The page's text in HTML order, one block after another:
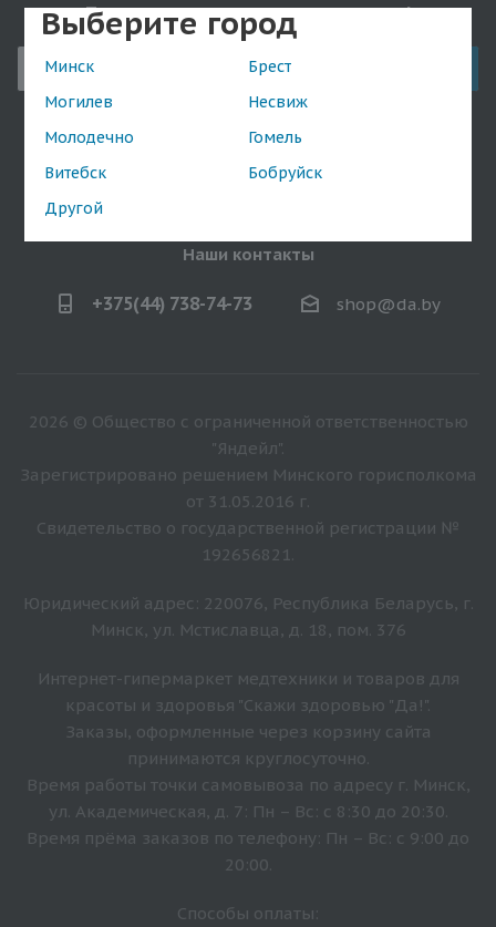
Выберите город
Минск
Брест
Могилев
Несвиж
Молодечно
Гомель
Витебск
Бобруйск
Другой
Подпишитесь на спецпредложения!
Оставайтесь на связи
Наши контакты
+375(44) 738-74-73 shop@da.by
2026 © Общество с ограниченной ответственностью
"Яндейл".
Зарегистрировано решением Минского горисполкома
от 31.05.2016 г.
Свидетельство о государственной регистрации №
192656821.
Юридический адрес: 220076, Республика Беларусь, г.
Минск, ул. Мстиславца, д. 18, пом. 376
Интернет-гипермаркет медтехники и товаров для
красоты и здоровья "Скажи здоровью "Да!".
Заказы, оформленные через корзину сайта
принимаются круглосуточно.
Время работы точки самовывоза по адресу г. Минск,
ул. Академическая, д. 7: Пн – Вс: с 8:30 до 20:30.
Время прёма заказов по телефону: Пн – Вс: с 9:00 до
20:00.
Способы оплаты: